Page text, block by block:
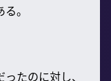
。
たのに対し、